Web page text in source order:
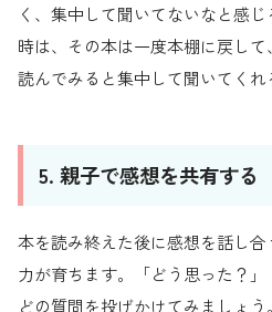
く、集中して聞いてないなと感
時は、その本は一度本棚に戻し
読んでみると集中して聞いてくれ
5. 親子で感想を共有する
本を読み終えた後に感想を話し
力が育ちます。「どう思った？
どの質問を投げかけてみましょう。